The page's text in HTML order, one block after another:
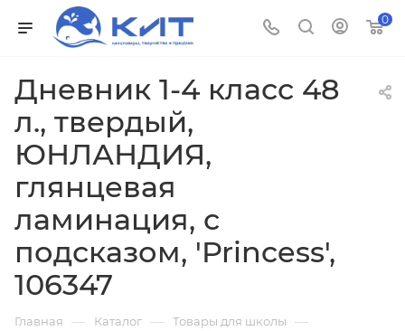
0
Дневник 1-4 класс 48
л., твердый,
ЮНЛАНДИЯ,
глянцевая
ламинация, с
подсказом, 'Princess',
106347
Главная — Каталог — Товары для школы —